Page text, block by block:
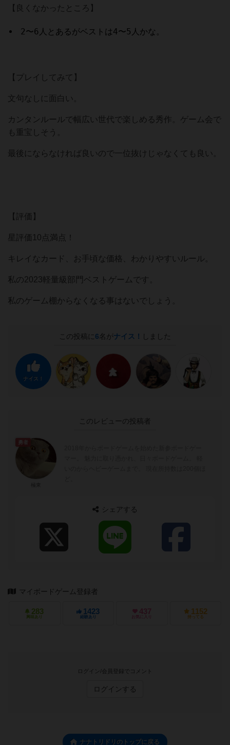
【良くなかったところ】
2〜6人とあるがベストは4〜5人かな。
【プレイしてみて】
文句なしに面白い。
カンタンルールで幅広い世代で楽しめる秀作。ゲーム会で
も重宝しそう。
最後にならなければ良いので一位抜けじゃなくても良い。
【評価】
星評価10点満点！
キレイなカード、お手頃な価格、わかりやすいルール。
私の2023軽量級部門ベストゲームです。
私のゲーム棚からなくなる事はないでしょう。
この投稿に 6名がナイス！ しました
ナイス！
このレビューの投稿者
シェアする
マイボードゲーム登録者
283
興味あり
1423
経験あり
437
お気に入り
1152
持ってる
ログイン/会員登録でコメント
ログインする
ナナトリドリのトップに戻る